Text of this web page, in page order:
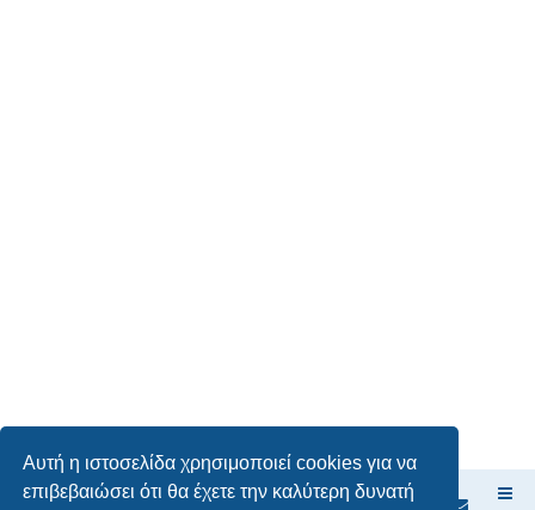
Αυτή η ιστοσελίδα χρησιμοποιεί cookies για να
επιβεβαιώσει ότι θα έχετε την καλύτερη δυνατή
Ευρετήριο Δ. Συζήτησης